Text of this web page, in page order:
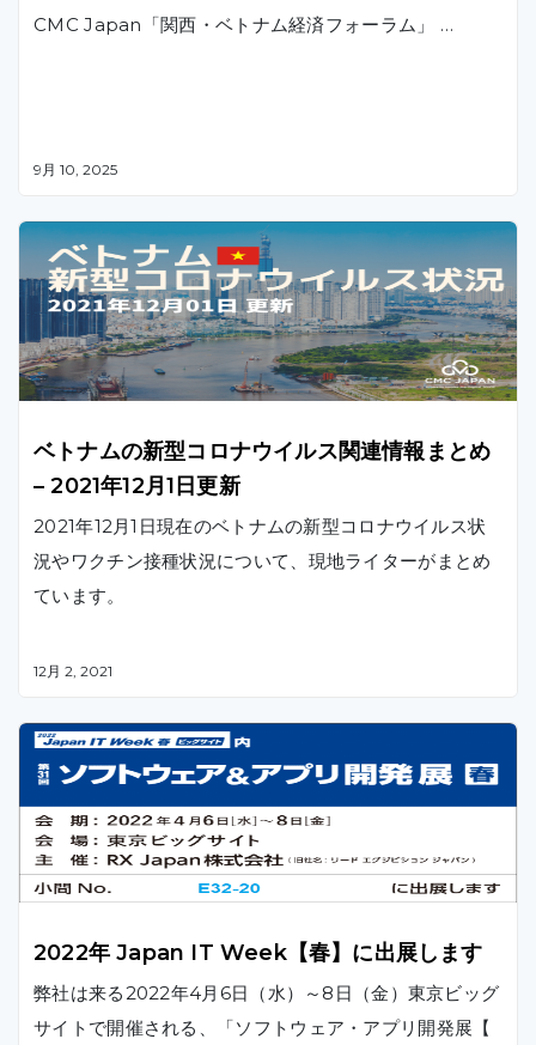
CMC Japan「関西・ベトナム経済フォーラム」 …
9月 10, 2025
ベトナムの新型コロナウイルス関連情報まとめ
– 2021年12月1日更新
2021年12月1日現在のベトナムの新型コロナウイルス状
況やワクチン接種状況について、現地ライターがまとめ
ています。
12月 2, 2021
2022年 Japan IT Week【春】に出展します
弊社は来る2022年4月6日（水）～8日（金）東京ビッグ
サイトで開催される、「ソフトウェア・アプリ開発展【